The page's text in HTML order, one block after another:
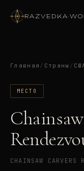
RAZVEDKA·
Главная / Страны /
МЕСТО
CHAINSAW CARVERS